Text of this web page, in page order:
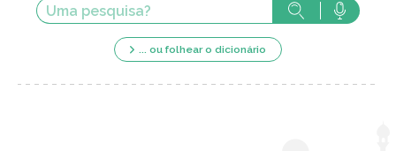
... ou folhear o dicionário